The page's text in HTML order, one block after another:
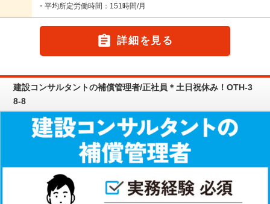
・平均所定労働時間：151時間/月
 詳細を見る
建設コンサルタントの補償管理者/正社員＊土日祝休み！OTH-3
8-8